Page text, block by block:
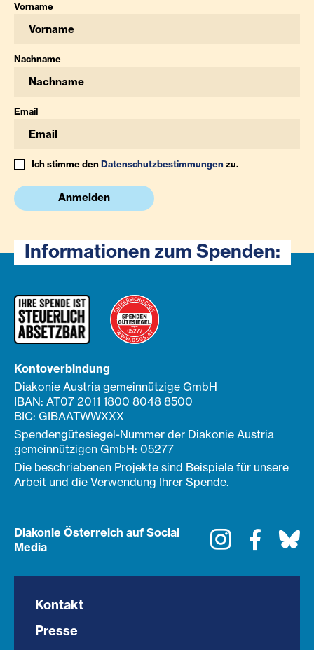
Vorname
Nachname
Email
Ich stimme denDatenschutzbestimmungenzu.
Anmelden
Informationen zum Spenden:
Kontoverbindung
Diakonie Austria gemeinnützige GmbH
IBAN: AT07 2011 1800 8048 8500
BIC: GIBAATWWXXX
Spendengütesiegel-Nummer der Diakonie Austria
gemeinnützigen GmbH: 05277
Die beschriebenen Projekte sind Beispiele für unsere
Arbeit und die Verwendung Ihrer Spende.
Diakonie Österreich auf Social
Media
Instagram
Kontakt
Presse